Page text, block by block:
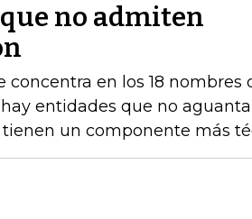
no admiten
concentra en los 18 nombres
entidades que no
un componente más